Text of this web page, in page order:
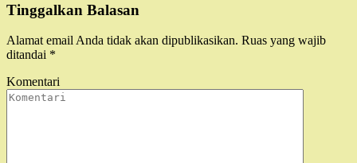
Tinggalkan Balasan
Alamat email Anda tidak akan dipublikasikan. Ruas yang wajib
ditandai *
Komentari